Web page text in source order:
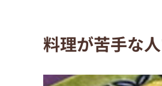
料理が苦手な